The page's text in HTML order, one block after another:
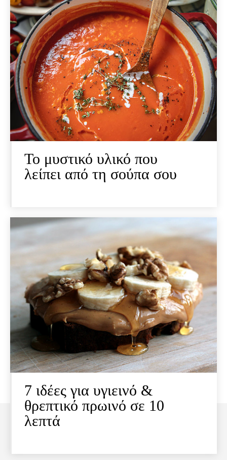
Το μυστικό υλικό που
λείπει από τη σούπα σου
7 ιδέες για υγιεινό &
θρεπτικό πρωινό σε 10
λεπτά